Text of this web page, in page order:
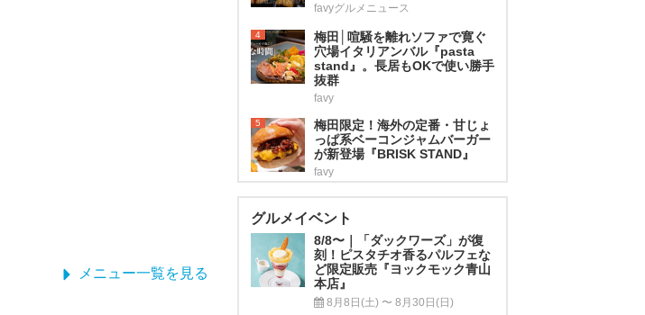
メニュー一覧を見る
favyグルメニュース
4
梅田│喧騒を離れソファで寛ぐ
穴場イタリアンバル『pasta
stand』。長居もOKで使い勝手
抜群
favy
5
梅田限定！海外の定番・甘じょ
っぱ系ベーコンジャムバーガー
が新登場『BRISK STAND』
favy
グルメイベント
8/8〜｜「ダックワーズ」が復
刻！ピスタチオ香るパルフェな
ど限定販売『ヨックモック青山
本店』
8月8日(土) 〜 8月30日(日)